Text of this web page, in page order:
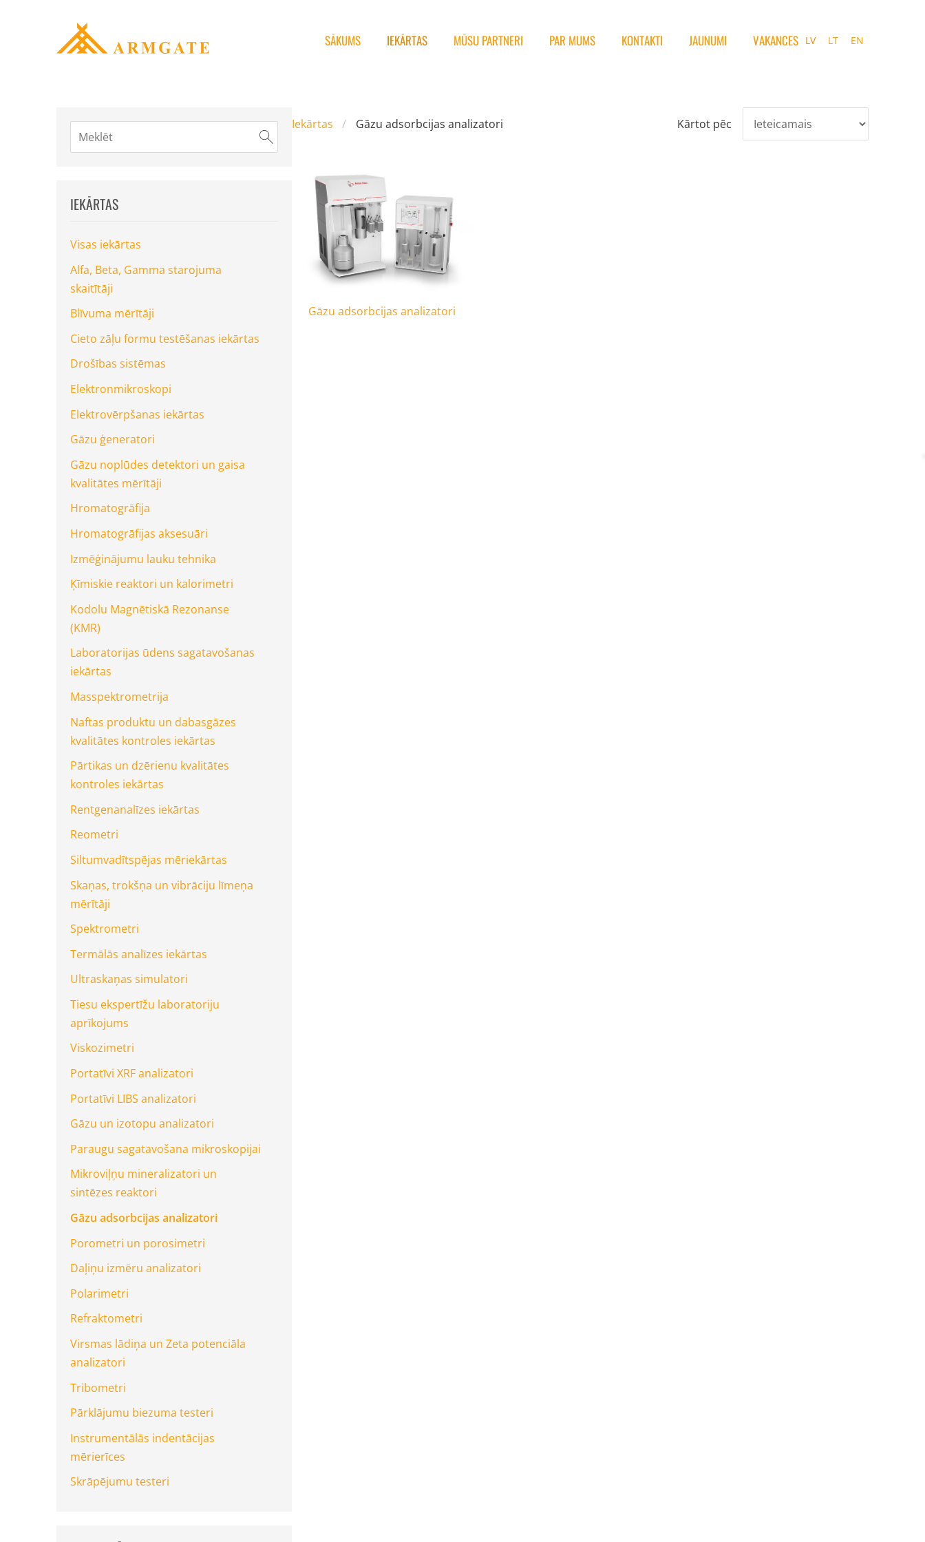
SĀKUMS IEKĀRTAS MŪSU PARTNERI PAR MUMS KONTAKTI JAUNUMI VAKANCES LV LT EN
IEKĀRTAS
Visas iekārtas
Alfa, Beta, Gamma starojuma
skaitītāji
Blīvuma mērītāji
Cieto zāļu formu testēšanas iekārtas
Drošības sistēmas
Elektronmikroskopi
Elektrovērpšanas iekārtas
Gāzu ģeneratori
Gāzu noplūdes detektori un gaisa
kvalitātes mērītāji
Hromatogrāfija
Hromatogrāfijas aksesuāri
Izmēģinājumu lauku tehnika
Ķīmiskie reaktori un kalorimetri
Kodolu Magnētiskā Rezonanse
(KMR)
Laboratorijas ūdens sagatavošanas
iekārtas
Masspektrometrija
Naftas produktu un dabasgāzes
kvalitātes kontroles iekārtas
Pārtikas un dzērienu kvalitātes
kontroles iekārtas
Rentgenanalīzes iekārtas
Reometri
Siltumvadītspējas mēriekārtas
Skaņas, trokšņa un vibrāciju līmeņa
mērītāji
Spektrometri
Termālās analīzes iekārtas
Ultraskaņas simulatori
Tiesu ekspertīžu laboratoriju
aprīkojums
Viskozimetri
Portatīvi XRF analizatori
Portatīvi LIBS analizatori
Gāzu un izotopu analizatori
Paraugu sagatavošana mikroskopijai
Mikroviļņu mineralizatori un
sintēzes reaktori
Gāzu adsorbcijas analizatori
Porometri un porosimetri
Daļiņu izmēru analizatori
Polarimetri
Refraktometri
Virsmas lādiņa un Zeta potenciāla
analizatori
Tribometri
Pārklājumu biezuma testeri
Instrumentālās indentācijas
mērierīces
Skrāpējumu testeri
Iekārtas Gāzu adsorbcijas analizatori Kārtot pēc
Gāzu adsorbcijas analizatori